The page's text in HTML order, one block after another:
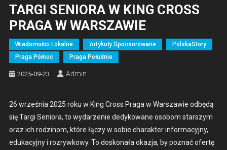
TARGI SENIORA W KING CROSS
PRAGA W WARSZAWIE
Wiadomości Lokalne Artykuły Sponsorowane
PolskaStory
Praga Północ
Praga Południe
2025-09-23 Admin
26 wrześ­nia 2025 roku w King Cross Pra­ga w Warsza­w­ie odbędą
się Tar­gi Senio­ra, to wydarze­nie dedykowane osobom starszym
oraz ich rodzi­nom, które łączy w sobie charak­ter infor­ma­cyjny,
eduka­cyjny i rozry­wkowy. To doskon­ała okaz­ja, by poz­nać ofer­tę